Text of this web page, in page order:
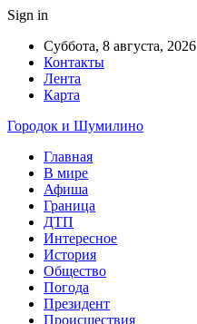
Sign in
Суббота, 8 августа, 2026
Контакты
Лента
Карта
Городок и Шумилино
Главная
В мире
Афиша
Граница
ДТП
Интересное
История
Общество
Погода
Президент
Происшествия